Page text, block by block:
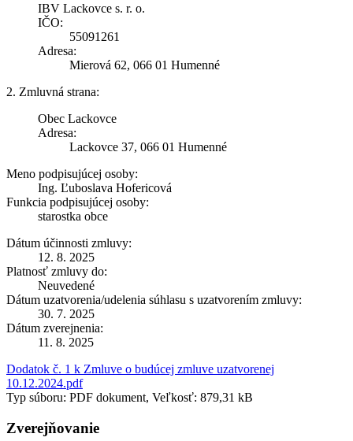
IBV Lackovce s. r. o.
IČO:
55091261
Adresa:
Mierová 62, 066 01 Humenné
2. Zmluvná strana:
Obec Lackovce
Adresa:
Lackovce 37, 066 01 Humenné
Meno podpisujúcej osoby:
Ing. Ľuboslava Hofericová
Funkcia podpisujúcej osoby:
starostka obce
Dátum účinnosti zmluvy:
12. 8. 2025
Platnosť zmluvy do:
Neuvedené
Dátum uzatvorenia/udelenia súhlasu s uzatvorením zmluvy:
30. 7. 2025
Dátum zverejnenia:
11. 8. 2025
Dodatok č. 1 k Zmluve o budúcej zmluve uzatvorenej
10.12.2024.pdf
Typ súboru: PDF dokument, Veľkosť: 879,31 kB
Zverejňovanie